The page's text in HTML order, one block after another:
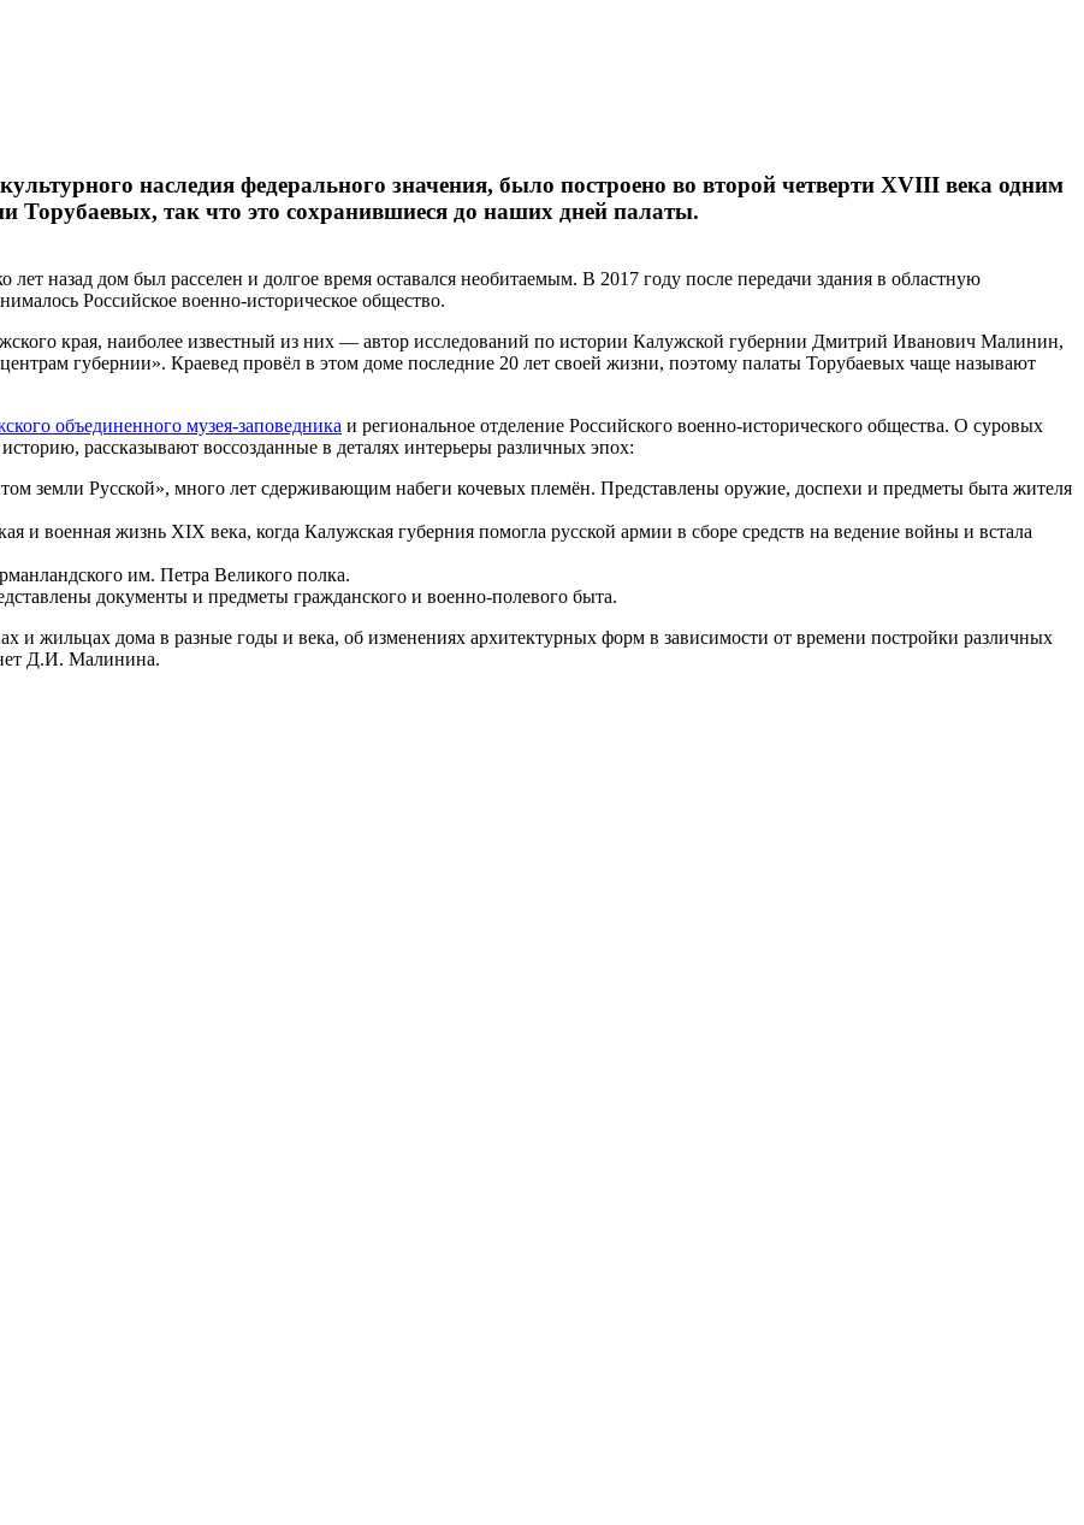
наследия федерального значения, было построено во второй четверти XVIII века одним
Торубаевых, так что это сохранившиеся до наших дней палаты.
назад дом был расселен и долгое время оставался необитаемым. В 2017 году после передачи здания в областную
Российское военно-историческое общество.
края, наиболее известный из них — автор исследований по истории Калужской губернии Дмитрий Иванович Малинин,
губернии». Краевед провёл в этом доме последние 20 лет своей жизни, поэтому палаты Торубаевых чаще называют
объединенного музея-заповедника и региональное отделение Российского военно-исторического общества. О суровых
рассказывают воссозданные в деталях интерьеры различных эпох:
земли Русской», много лет сдерживающим набеги кочевых племён. Представлены оружие, доспехи и предметы быта жителя
и военная жизнь XIX века, когда Калужская губерния помогла русской армии в сборе средств на ведение войны и встала
им. Петра Великого полка.
документы и предметы гражданского и военно-полевого быта.
и жильцах дома в разные годы и века, об изменениях архитектурных форм в зависимости от времени постройки различных
Д.И. Малинина.